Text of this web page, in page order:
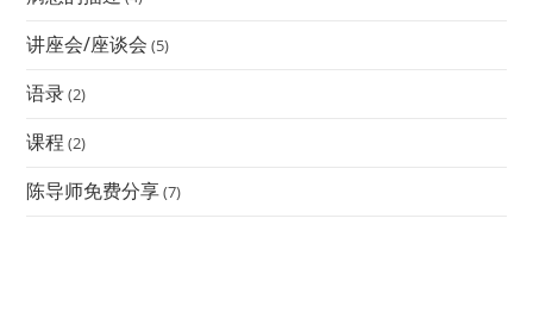
讲座会/座谈会 (5)
语录(2)
课程 (2)
陈导师免费分享(7)